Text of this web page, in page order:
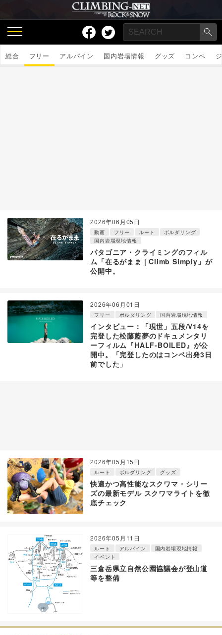
総合 フリー アルパイン 国内岩場情報 グッズ コンペ
2026年06月05日
動画 フリー ルート
ボルダリング
国内岩場現地情報
パタゴニア・クライミングのフィル
ム「在るがまま | Climb Simply」が
公開中。
2026年06月01日
フリー ボルダリング 国内岩場現地情報
インタビュー：「現世」五段/V14を
完登した松藤藍夢のドキュメンタリ
ーフィルム『HALF-BOILED』が公
開中。「完登したのはコンペ出発3日
前でした」
2026年05月15日
ルート ボルダリング グッズ
快適かつ高性能なスクワマ・シリー
ズの最新モデル スクワマライトを徹
底チェック
2026年05月11日
ルート アルパイン
国内岩場現地情報
イベント
三倉岳県立自然公園協議会が登山道
等を整備